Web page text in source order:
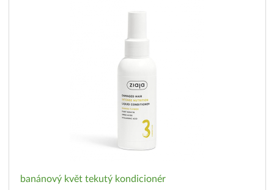
banánový květ tekutý kondicionér